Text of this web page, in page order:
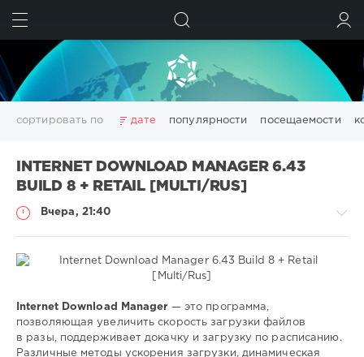
сортировать по дате популярности посещаемости
Downtempo Electro Electronic girls House
photoshop Pop Portable
Trance Wallpapers
видео данных дизайн диска изображений
конвертер менеджер моделирование обработка
редактор
файлов фото фотографий цифровых
Показать все теги
INTERNET DOWNLOAD MANAGER 6.43
BUILD 8 + RETAIL [MULTI/RUS]
Вчера, 21:40
Софт
SamDel
Internet Download Manager — это программа,
позволяющая увеличить скорость загрузки файлов
в разы, поддерживает докачку и загрузку по расписанию.
Различные методы ускорения загрузки, динамическая